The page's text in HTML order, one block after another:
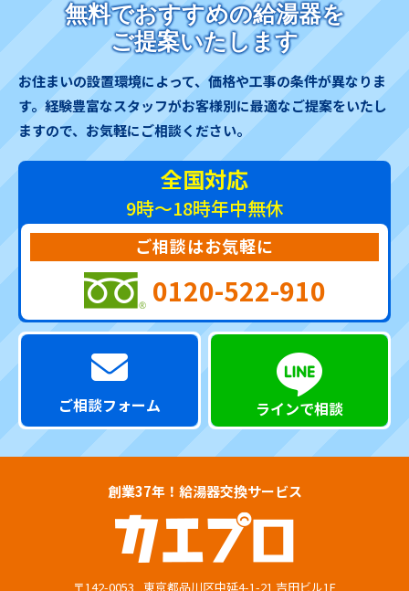
無料でおすすめの給湯器を
ご提案いたします
お住まいの設置環境によって、価格や工事の条件が異なりま
す。 経験豊富なスタッフがお客様別に最適なご提案をいたし
ますので、お気軽にご相談ください。
全国対応
9時～18時年中無休
ご相談はお気軽に
0120-522-910
ご相談フォーム ラインで相談
創業37年！給湯器交換サービス
〒142-0053 東京都品川区中延4-1-21 吉田ビル1F